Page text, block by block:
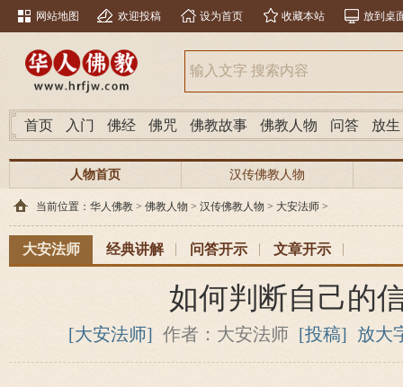
网站地图 欢迎投稿 设为首页 收藏本站 放到桌
首页 入门 佛经 佛咒 佛教故事 佛教人物 问答 放生
人物首页 汉传佛教人物
当前位置： 华人佛教 > 佛教人物 > 汉传佛教人物 > 大安法师 >
大安法师 经典讲解 问答开示 文章开示
如何判断自己的
[大安法师] 作者：大安法师 [投稿] 放大